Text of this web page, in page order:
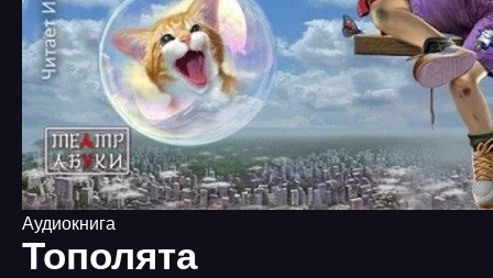
Аудиокнига
Тополята